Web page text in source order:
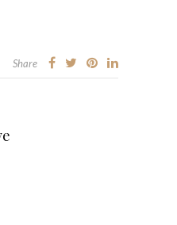
Share